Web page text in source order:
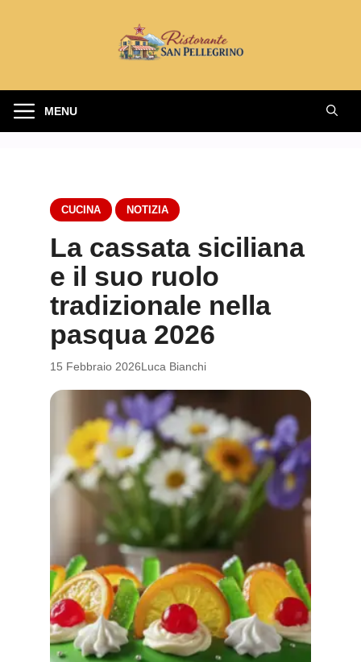
MENU
CUCINA NOTIZIA
La cassata siciliana
e il suo ruolo
tradizionale nella
pasqua 2026
15 Febbraio 2026Luca Bianchi